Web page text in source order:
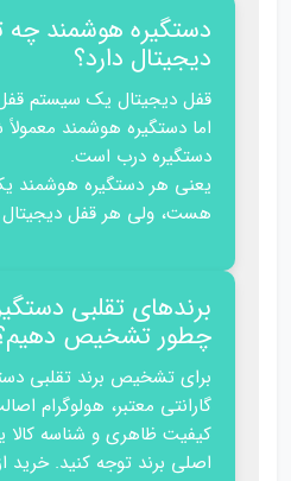
دستگیره هوشمند چه
دیجیتال دارد؟
قفل دیجیتال یک سیستم
اما دستگیره هوشمند
دستگیره درب است.
یعنی هر دستگیره هوشمند
هست، ولی هر قفل دیجیتال
برندهای تقلبی
چطور تشخیص
برای تشخیص برند تقلبی
گارانتی معتبر، هولوگرام
کیفیت ظاهری و شناسه کالا
اصلی برند توجه کنید. خرید